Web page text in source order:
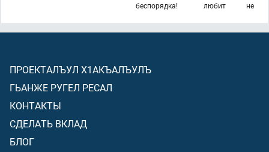
не
любит
беспорядка!
ПРОЕКТАЛЪУЛ Х1АКЪАЛЪУЛЪ
ГЬАНЖЕ РУГЕЛ РЕСАЛ
КОНТАКТЫ
СДЕЛАТЬ ВКЛАД
БЛОГ